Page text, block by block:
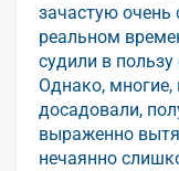
зачастую
реальном
судили в
Однако,
досадовали,
выраженно
нечаянно